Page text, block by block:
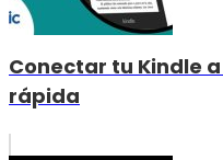
Conectar tu Kindle
rápida